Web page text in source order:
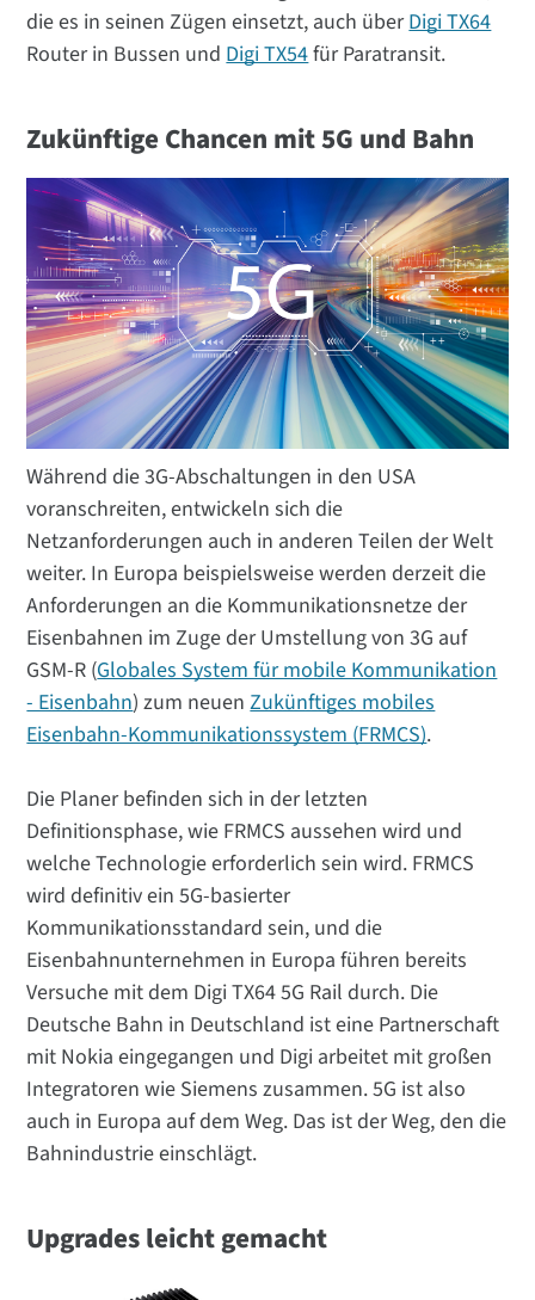
die es in seinen Zügen einsetzt, auch überDigi TX64
Router in Bussen und Digi TX54für Paratransit.
Zukünftige Chancen mit 5G und Bahn
Während die 3G-Abschaltungen in den USA
voranschreiten, entwickeln sich die
Netzanforderungen auch in anderen Teilen der Welt
weiter. In Europa beispielsweise werden derzeit die
Anforderungen an die Kommunikationsnetze der
Eisenbahnen im Zuge der Umstellung von 3G auf
GSM-R (Globales System für mobile Kommunikation
- Eisenbahn) zum neuenZukünftiges mobiles
Eisenbahn-Kommunikationssystem (FRMCS).
Die Planer befinden sich in der letzten
Definitionsphase, wie FRMCS aussehen wird und
welche Technologie erforderlich sein wird. FRMCS
wird definitiv ein 5G-basierter
Kommunikationsstandard sein, und die
Eisenbahnunternehmen in Europa führen bereits
Versuche mit dem Digi TX64 5G Rail durch. Die
Deutsche Bahn in Deutschland ist eine Partnerschaft
mit Nokia eingegangen und Digi arbeitet mit großen
Integratoren wie Siemens zusammen. 5G ist also
auch in Europa auf dem Weg. Das ist der Weg, den die
Bahnindustrie einschlägt.
Upgrades leicht gemacht